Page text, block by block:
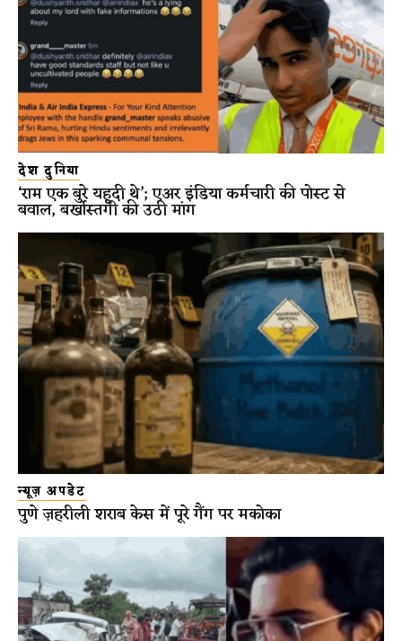
देश दुनिया
‘राम एक बुरे यहूदी थे’; एअर इंडिया कर्मचारी की पोस्ट से
बवाल, बर्खास्तगी की उठी मांग
न्यूज़ अपडेट
पुणे ज़हरीली शराब केस में पूरे गैंग पर मकोका